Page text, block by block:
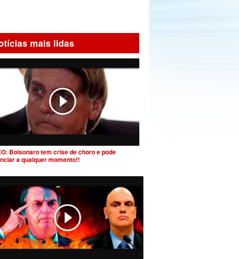
mais lidas
Bolsonaro tem crise de choro e pode
a qualquer momento!!